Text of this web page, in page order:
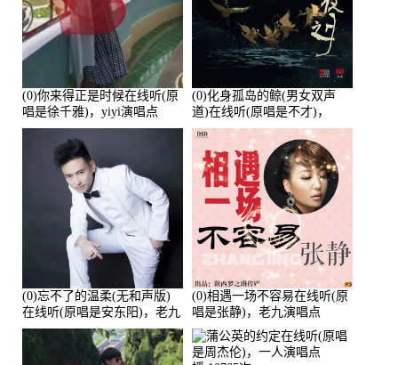
(0)你来得正是时候在线听(原
唱是徐千雅)，yiyi演唱点
播:21991次
(0)化身孤岛的鲸(男女双声
道)在线听(原唱是不才)，
HGBai演唱点播:19428次
(0)忘不了的温柔(无和声版)
在线听(原唱是安东阳)，老九
演唱点播:17392次
(0)相遇一场不容易在线听(原
唱是张静)，老九演唱点
播:11453次